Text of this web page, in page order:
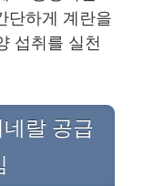
단하게 계란을
섭취를 실천
랄 공급